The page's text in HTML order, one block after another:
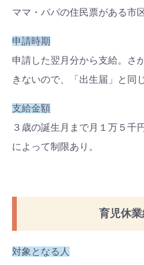
ママ・パパの住民票がある市
申請時期
申請した翌月分から支給。さ
きないので、「出生届」と同
支給金額
３歳の誕生月まで月 １ 万 ５ 千
によって制限あり。
育児休
対象となる人